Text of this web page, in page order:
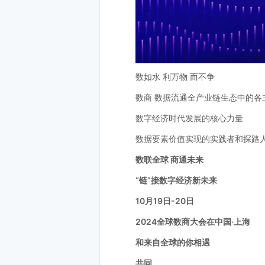
数如水 利万物 而不争
数商 数据流通全产业链生态中的各
数字经济时代发展的核心力量
数据要素价值实现的实践者和探路
数联全球 商通未来
“链”接数字经济新未来
10月19日-20日
2024全球数商大会在中国·上海
和来自全球的你相遇
共同